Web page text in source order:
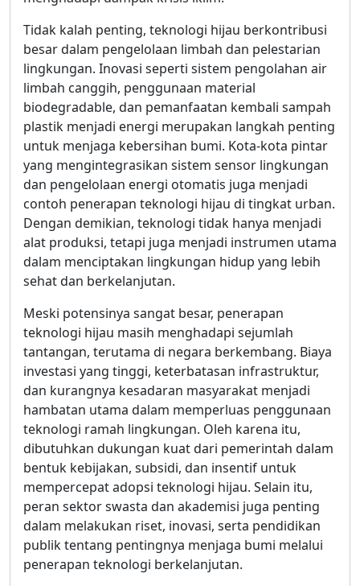
Tidak kalah penting, teknologi hijau berkontribusi
besar dalam pengelolaan limbah dan pelestarian
lingkungan. Inovasi seperti sistem pengolahan air
limbah canggih, penggunaan material
biodegradable, dan pemanfaatan kembali sampah
plastik menjadi energi merupakan langkah penting
untuk menjaga kebersihan bumi. Kota-kota pintar
yang mengintegrasikan sistem sensor lingkungan
dan pengelolaan energi otomatis juga menjadi
contoh penerapan teknologi hijau di tingkat urban.
Dengan demikian, teknologi tidak hanya menjadi
alat produksi, tetapi juga menjadi instrumen utama
dalam menciptakan lingkungan hidup yang lebih
sehat dan berkelanjutan.
Meski potensinya sangat besar, penerapan
teknologi hijau masih menghadapi sejumlah
tantangan, terutama di negara berkembang. Biaya
investasi yang tinggi, keterbatasan infrastruktur,
dan kurangnya kesadaran masyarakat menjadi
hambatan utama dalam memperluas penggunaan
teknologi ramah lingkungan. Oleh karena itu,
dibutuhkan dukungan kuat dari pemerintah dalam
bentuk kebijakan, subsidi, dan insentif untuk
mempercepat adopsi teknologi hijau. Selain itu,
peran sektor swasta dan akademisi juga penting
dalam melakukan riset, inovasi, serta pendidikan
publik tentang pentingnya menjaga bumi melalui
penerapan teknologi berkelanjutan.